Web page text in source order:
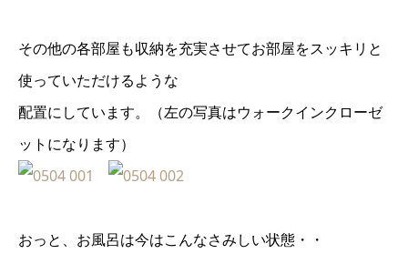
その他の各部屋も収納を充実させてお部屋をスッキリと
使っていただけるような
配置にしています。（左の写真はウォークインクローゼ
ットになります）
おっと、お風呂は今はこんなさみしい状態・・